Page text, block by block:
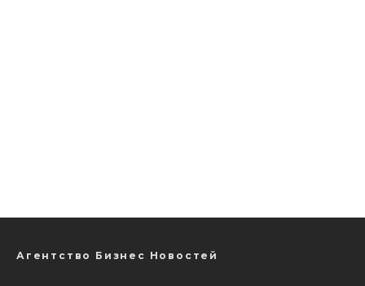
Агентство Бизнес Новостей